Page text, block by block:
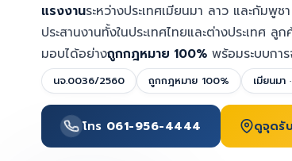
แรงงานระหว่างประเทศเมียนมา ลาว และกัมพู
ประสานงานทั้งในประเทศไทยและต่างประเทศ ลู
มอบได้อย่างถูกกฎหมาย 100% พร้อมระบบกา
นจ.0036/2560 ถูกกฎหมาย 100% เมียนมา
โทร 061-956-4444 ดูจุดรั